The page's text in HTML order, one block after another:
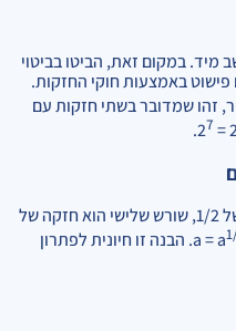
מיד. במקום זאת, הביטו בביטוי
באמצעות חוקי החזקות.
זהו שמדובר בשתי חזקות עם
= 2
7
.
זכרו כי שורש ריבועי הוא למעשה חזקה של 1/2, שורש שלישי הוא חזקה של
. הבנה זו חיונית לפתרון